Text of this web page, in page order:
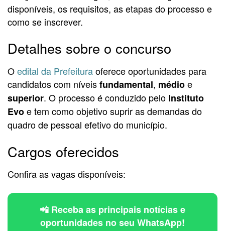
disponíveis, os requisitos, as etapas do processo e
como se inscrever.
Detalhes sobre o concurso
Oedital da Prefeituraoferece oportunidades para
candidatos com níveisfundamental, médioe
superior. O processo é conduzido pelo Instituto
Evoe tem como objetivo suprir as demandas do
quadro de pessoal efetivo do município.
Cargos oferecidos
Confira as vagas disponíveis:
📲 Receba as principais notícias e
oportunidades no seu WhatsApp!